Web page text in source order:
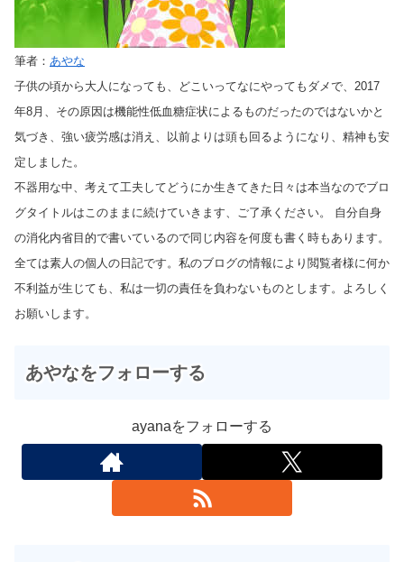
筆者： あやな
子供の頃から大人になっても、どこいってなにやってもダメで、2017
年8月、その原因は機能性低血糖症状によるものだったのではないかと
気づき、強い疲労感は消え、以前よりは頭も回るようになり、精神も安
定しました。
不器用な中、考えて工夫してどうにか生きてきた日々は本当なのでブロ
グタイトルはこのままに続けていきます、ご了承ください。 自分自身
の消化内省目的で書いているので同じ内容を何度も書く時もあります。
全ては素人の個人の日記です。私のブログの情報により閲覧者様に何か
不利益が生じても、私は一切の責任を負わないものとします。よろしく
お願いします。
あやなをフォローする
ayanaをフォローする